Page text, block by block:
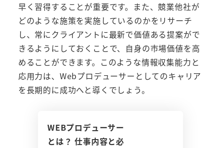
早く習得することが重要です。また、競業他社が
どのような施策を実施しているのかをリサーチ
し、常にクライアントに最新で価値ある提案がで
きるようにしておくことで、自身の市場価値を高
めることができます。このような情報収集能力と
応用力は、Webプロデューサーとしてのキャリア
を長期的に成功へと導くでしょう。
WEBプロデューサー
とは？ 仕事内容と必